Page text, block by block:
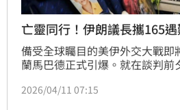
亡靈同行！伊朗議長攜165
備受全球矚目的美伊外交大戰即
蘭馬巴德正式引爆。就在談判前
一張震撼國際的機艙照片。照片
2026/04/11 07:15